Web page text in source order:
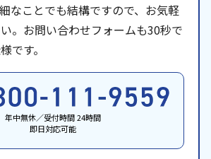
なことでも結構ですので、お気軽
。お問い合わせフォームも30秒で
です。
年中無休／受付時間 24時間
即日対応可能